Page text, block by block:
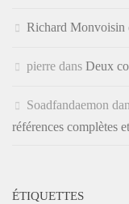
Richard Monvoisin
pierre dans Deux
Soadfandaemon
références complètes
ÉTIQUETTES